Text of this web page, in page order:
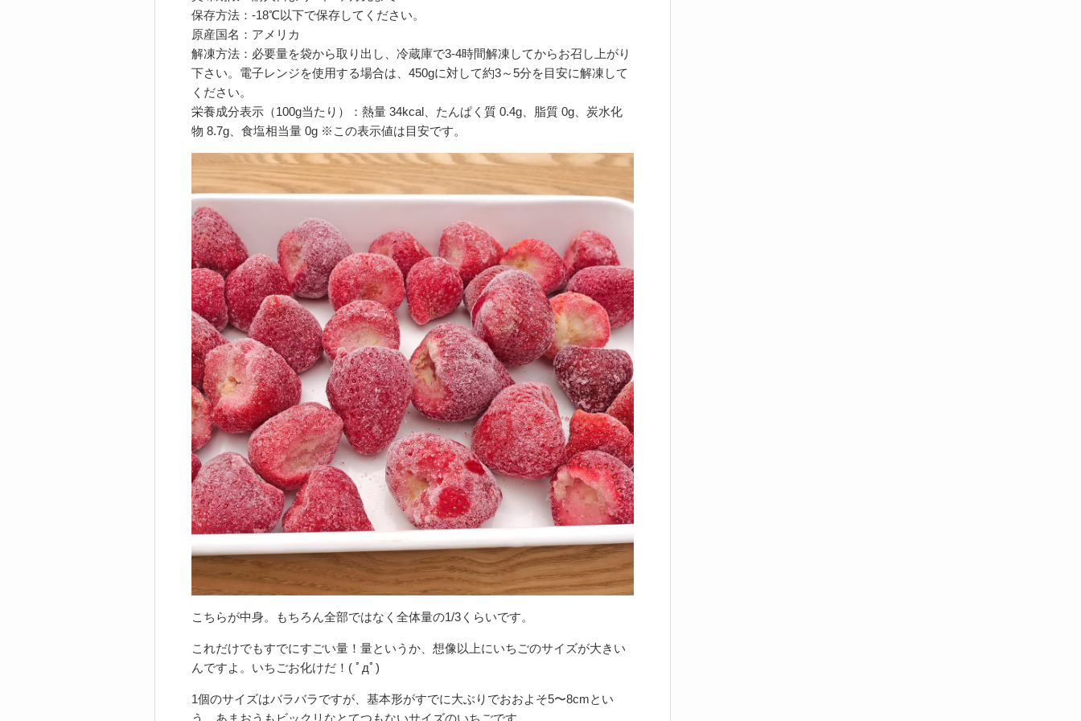
保存方法：‐18℃以下で保存してください。
原産国名：アメリカ
解凍方法：必要量を袋から取り出し、冷蔵庫で3-4時間解凍してからお召し上がり
下さい。電子レンジを使用する場合は、450gに対して約3～5分を目安に解凍して
ください。
栄養成分表示（100g当たり）：熱量 34kcal、たんぱく質 0.4g、脂質 0g、炭水化
物 8.7g、食塩相当量 0g ※この表示値は目安です。
こちらが中身。もちろん全部ではなく全体量の1/3くらいです。
これだけでもすでにすごい量！量というか、想像以上にいちごのサイズが大きい
んですよ。いちごお化けだ！( ﾟдﾟ)
1個のサイズはバラバラですが、基本形がすでに大ぶりでおおよそ5〜8cmとい
う、あまおうもビックリなとてつもないサイズのいちごです。